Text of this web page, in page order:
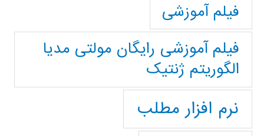
فیلم آموزشی
فیلم آموزشی رایگان مولتی مدیا
الگوریتم ژنتیک
نرم افزار مطلب